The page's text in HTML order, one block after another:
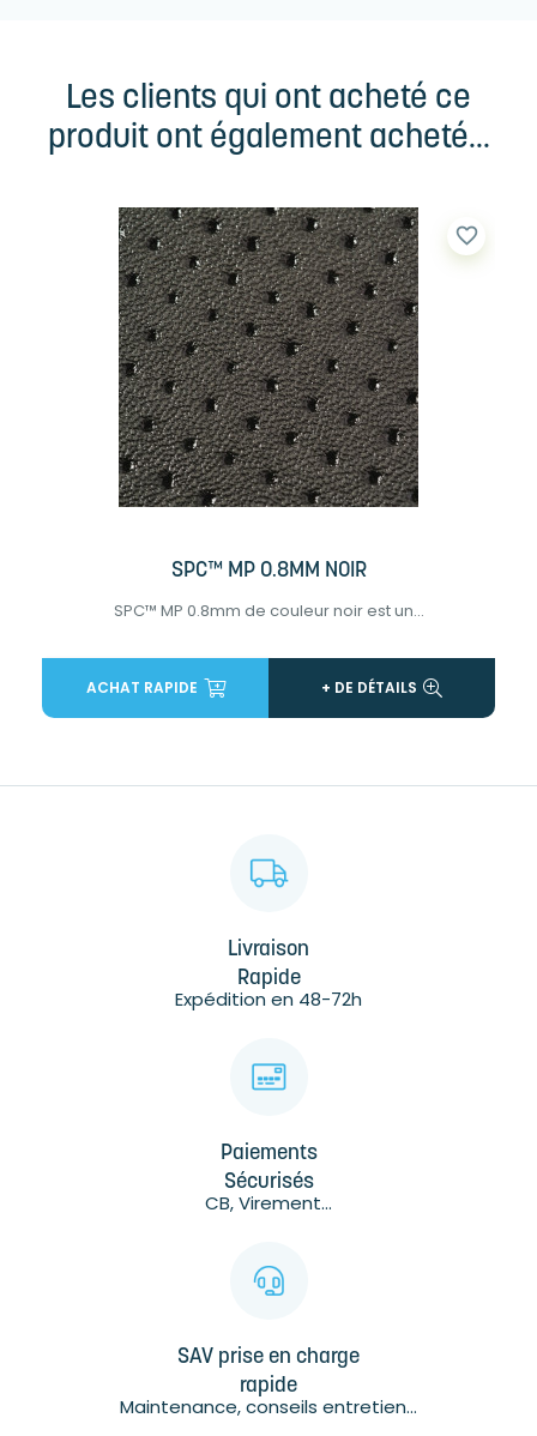
Les clients qui ont acheté ce
produit ont également acheté...
SPC™ MP 0.8MM NOIR
SPC™ MP 0.8mm de couleur noir est un...
favorite_border
ACHAT RAPIDE + DE DÉTAILS
Livraison
Rapide
Expédition en 48-72h
Paiements
Sécurisés
CB, Virement...
SAV prise en charge
rapide
Maintenance, conseils entretien...